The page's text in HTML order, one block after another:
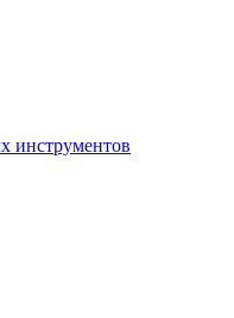
инструментов